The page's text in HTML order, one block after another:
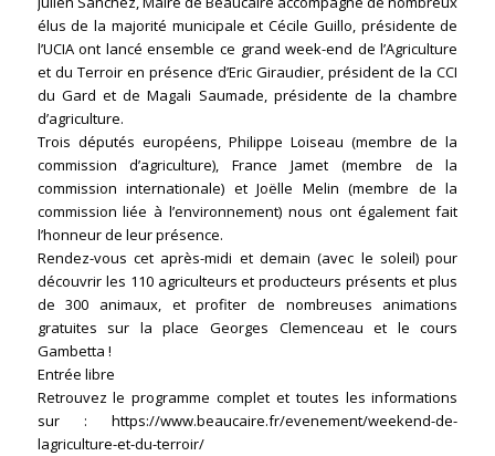
élus de la majorité municipale et Cécile Guillo, présidente de
l’UCIA ont lancé ensemble ce grand week-end de l’Agriculture
et du Terroir en présence d’Eric Giraudier, président de la CCI
du Gard et de Magali Saumade, présidente de la chambre
d’agriculture.
Trois députés européens, Philippe Loiseau (membre de la
commission d’agriculture), France Jamet (membre de la
commission internationale) et Joëlle Melin (membre de la
commission liée à l’environnement) nous ont également fait
l’honneur de leur présence.
Rendez-vous cet après-midi et demain (avec le soleil) pour
découvrir les 110 agriculteurs et producteurs présents et plus
de 300 animaux, et profiter de nombreuses animations
gratuites sur la place Georges Clemenceau et le cours
Gambetta !
Entrée libre
Retrouvez le programme complet et toutes les informations
sur : https://www.beaucaire.fr/evenement/weekend-de-
lagriculture-et-du-terroir/